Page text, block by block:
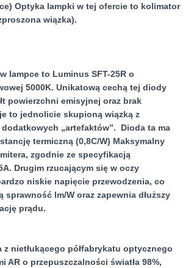
Optyka lampki w tej ofercie to kolimator
wiązka).
lampce to Luminus SFT-25R o
5000K. Unikatową cechą tej diody
powierzchni emisyjnej oraz brak
to jednolicie skupioną wiązką z
„artefaktów”. Dioda ta ma
termiczną (0,8C/W) Maksymalny
zgodnie ze specyfikacją
Drugim rzucającym się w oczy
niskie napięcie przewodzenia, co
sprawność lm/W oraz zapewnia dłuższy
prądu.
z nietłukącego półfabrykatu optycznego
AR o przepuszczalności światła 98%,